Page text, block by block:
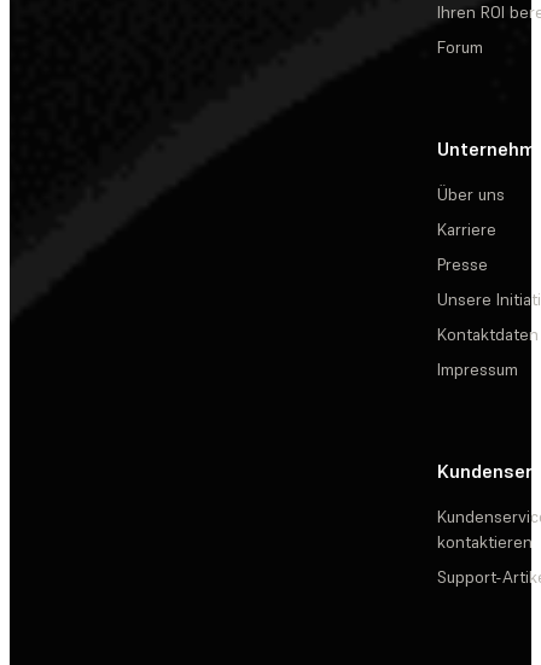
Ihren ROI
Forum
Über uns
Karriere
Presse
Unsere
Kontaktdaten
Impressum
kontaktieren
Support-